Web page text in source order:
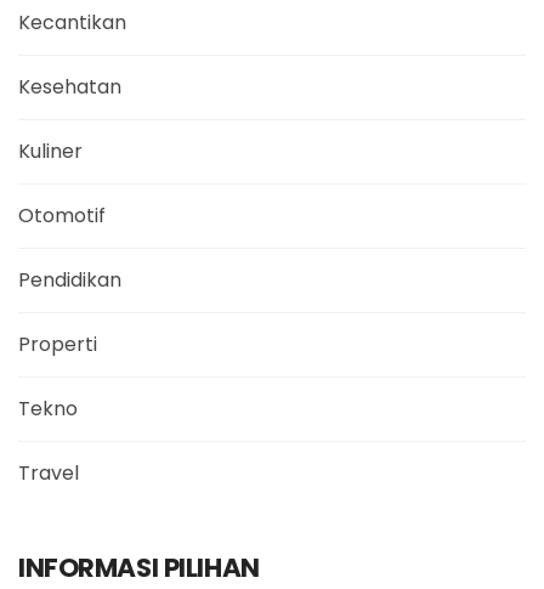
Kecantikan
Kesehatan
Kuliner
Otomotif
Pendidikan
Properti
Tekno
Travel
INFORMASI PILIHAN